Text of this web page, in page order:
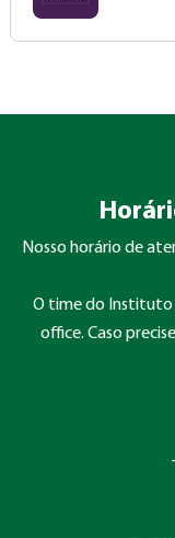
Nosso horário de
O time do Instituto
office. Caso